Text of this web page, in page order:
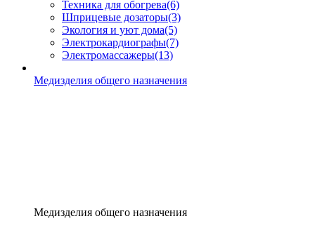
Техника для обогрева(6)
Шприцевые дозаторы(3)
Экология и уют дома(5)
Электрокардиографы(7)
Электромассажеры(13)
Медизделия общего назначения
Медизделия общего назначения